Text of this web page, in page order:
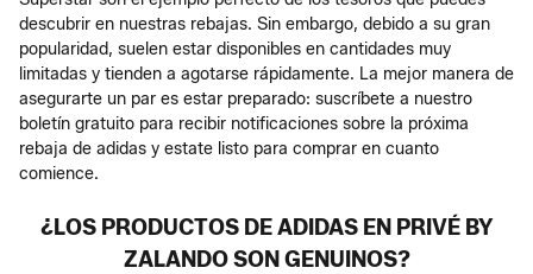
descubrir en nuestras rebajas. Sin embargo, debido a su gran
popularidad, suelen estar disponibles en cantidades muy
limitadas y tienden a agotarse rápidamente. La mejor manera de
asegurarte un par es estar preparado: suscríbete a nuestro
boletín gratuito para recibir notificaciones sobre la próxima
rebaja de adidas y estate listo para comprar en cuanto
comience.
¿LOS PRODUCTOS DE ADIDAS EN PRIVÉ BY
ZALANDO SON GENUINOS?